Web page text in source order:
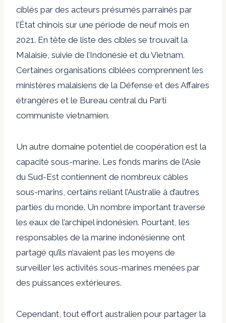
ciblés par des acteurs présumés parrainés par
l’État chinois sur une période de neuf mois en
2021. En tête de liste des cibles se trouvait la
Malaisie, suivie de l’Indonésie et du Vietnam.
Certaines organisations ciblées comprennent les
ministères malaisiens de la Défense et des Affaires
étrangères et le Bureau central du Parti
communiste vietnamien.
Un autre domaine potentiel de coopération est la
capacité sous-marine. Les fonds marins de l’Asie
du Sud-Est contiennent de nombreux câbles
sous-marins, certains reliant l’Australie à d’autres
parties du monde. Un nombre important traverse
les eaux de l’archipel indonésien. Pourtant, les
responsables de la marine indonésienne ont
partagé qu’ils n’avaient pas les moyens de
surveiller les activités sous-marines menées par
des puissances extérieures.
Cependant, tout effort australien pour partager la